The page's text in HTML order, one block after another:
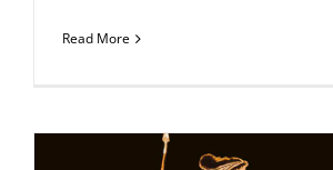
Read More